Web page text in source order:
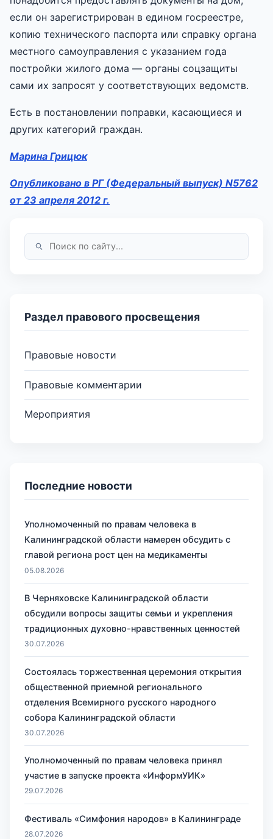
если он зарегистрирован в едином госреестре,
копию технического паспорта или справку органа
местного самоуправления с указанием года
постройки жилого дома — органы соцзащиты
сами их запросят у соответствующих ведомств.
Есть в постановлении поправки, касающиеся и
других категорий граждан.
Марина Грицюк
Опубликовано в РГ (Федеральный выпуск) N5762
от 23 апреля 2012 г.
Раздел правового просвещения
Правовые новости
Правовые комментарии
Мероприятия
Последние новости
Уполномоченный по правам человека в
Калининградской области намерен обсудить с
главой региона рост цен на медикаменты
05.08.2026
В Черняховске Калининградской области
обсудили вопросы защиты семьи и укрепления
традиционных духовно-нравственных ценностей
30.07.2026
Состоялась торжественная церемония открытия
общественной приемной регионального
отделения Всемирного русского народного
собора Калининградской области
30.07.2026
Уполномоченный по правам человека принял
участие в запуске проекта «ИнформУИК»
29.07.2026
Фестиваль «Симфония народов» в Калининграде
28.07.2026